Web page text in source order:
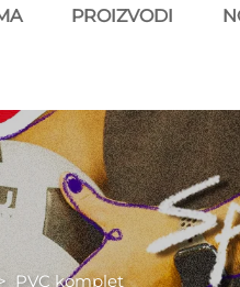
PROIZVODI
PVC komplet